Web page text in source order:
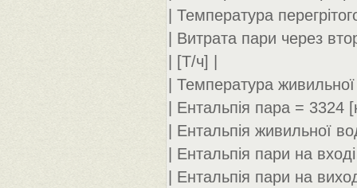
| Температура
| Витрата пари через
| [Т/ч] |
| Температура
| Ентальпія пара = 3324
| Ентальпія живильної
| Ентальпія пари на
| Ентальпія пари на